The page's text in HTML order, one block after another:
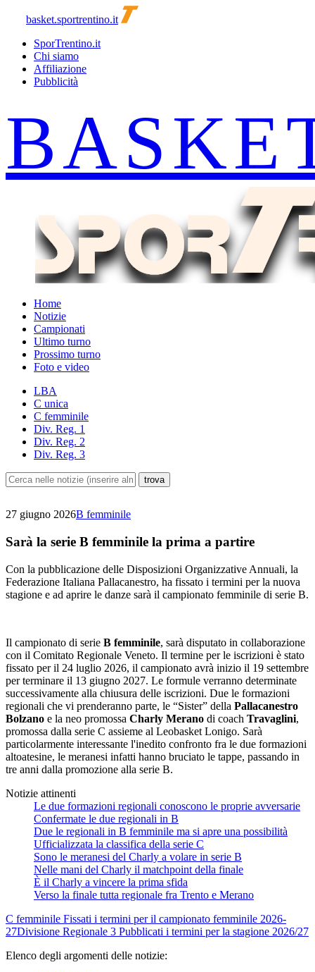
basket.sportrentino.it
SporTrentino.it
Chi siamo
Affiliazione
Pubblicità
Home
Notizie
Campionati
Ultimo turno
Prossimo turno
Foto e video
LBA
C unica
C femminile
Div. Reg. 1
Div. Reg. 2
Div. Reg. 3
27 giugno 2026B femminile
Sarà la serie B femminile la prima a partire
Con la pubblicazione delle Disposizioni Organizzative Annuali, la
Federazione Italiana Pallacanestro, ha fissato i termini per la nuova
stagione e ad aprire le danze sarà il campionato femminile di serie B.
Il campionato di serie B femminile, sarà disputato in collaborazione
con il Comitato Regionale Veneto. Il termine per le iscrizioni è stato
fissato per il 24 luglio 2026, il campionato avrà inizio il 19 settembre
per terminare il 13 giugno 2027. Le formule verranno determinate
successivamente alla chiusura delle iscrizioni. Due le formazioni
regionali che vi prenderanno parte, le “Sister” della Pallacanestro
Bolzano e la neo promossa Charly Merano di coach Travaglini,
promossa dalla serie C assieme al Leobasket Lonigo. Sarà
particolarmente interessante l'inedito confronto fra le due formazioni
altoatesine, le meranesi infatti hanno bruciato le tappe, passando in
tre anni dalla promozione alla serie B.
Notizie attinenti
Le due formazioni regionali conoscono le proprie avversarie
Confermate le due regionali in B
Due le regionali in B femminile ma si apre una possibilità
Ufficializzata la classifica della serie C
Sono le meranesi del Charly a volare in serie B
Nelle mani del Charly il matchpoint della finale
È il Charly a vincere la prima sfida
Verso la finale tutta regionale fra Trento e Merano
C femminile Fissati i termini per il campionato femminile 2026-
27Divisione Regionale 3 Pubblicati i termini per la stagione 2026/27
Elenco degli argomenti delle notizie: